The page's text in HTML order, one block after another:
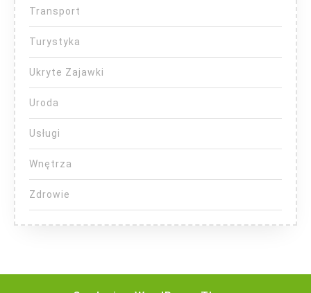
Transport
Turystyka
Ukryte Zajawki
Uroda
Usługi
Wnętrza
Zdrowie